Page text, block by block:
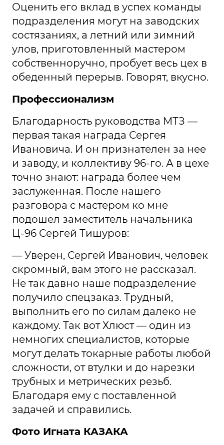
Оценить его вклад в успех команды
подразделения могут на заводских
состязаниях, а летний или зимний
улов, приготовленный мастером
собственноручно, пробует весь цех в
обеденный перерыв. Говорят, вкусно.
Профессионализм
Благодарность руководства МТЗ —
первая такая награда Сергея
Ивановича. И он признателен за нее
и заводу, и коллективу 96-го. А в цехе
точно знают: награда более чем
заслуженная. После нашего
разговора с мастером ко мне
подошел заместитель начальника
Ц-96 Сергей Тишуров:
— Уверен, Сергей Иванович, человек
скромный, вам этого не рассказал.
Не так давно наше подразделение
получило спецзаказ. Трудный,
выполнить его по силам далеко не
каждому. Так вот Хлюст — один из
немногих специалистов, которые
могут делать токарные работы любой
сложности, от втулки и до нарезки
трубных и метрических резьб.
Благодаря ему с поставленной
задачей и справились.
Фото Игната КАЗАКА